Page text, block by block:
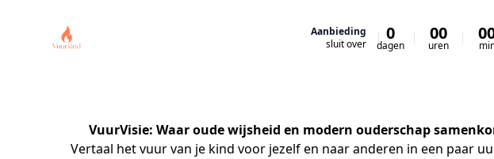
Aanbieding
sluit over
0
dagen
00
uren
VuurVisie: Waar oude wijsheid en modern ouderschap
Vertaal het vuur van je kind voor jezelf en naar anderen in een paar